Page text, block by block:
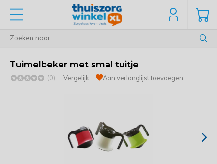
Tuimelbeker met smal tuitje
(0) Vergelijk Aan verlanglijst toevoegen